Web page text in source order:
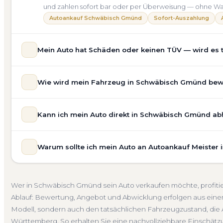
und zahlen sofort bar oder per Überweisung — ohne
Autoankauf Schwäbisch Gmünd Sofort-Auszahlung
Mein Auto hat Schäden oder keinen TÜV — wird
allgemeinem Reparaturbedarf direkt in Schwäbisch
Unfallwagen Schwäbisch Gmünd Motorschaden
Wie wird mein Fahrzeug in Schwäbisch Gmünd
unverbindlich. Wir prüfen Marke, Modell, Baujahr,
Kostenlose Bewertung Marktwert Schwäbisch Gmünd
Kann ich mein Auto direkt in Schwäbisch Gmünd
Ihrer Adresse — egal ob zu Hause, am Arbeitsplatz oder
Warum sollte ich mein Auto an Autoankauf Meister
Bewertung, ein verbindliches Angebot und auf
Abmeldung. Über 4.800 zufriedene Kunden sprechen
Seit 2010 4.800+ Ankäufe Komplettservice
Wer in Schwäbisch Gmünd sein Auto verkaufen möchte,
Ablauf: Bewertung, Angebot und Abwicklung erfolgen aus
Modell, sondern auch den tatsächlichen Fahrzeugzustand,
Württemberg. So erhalten Sie eine nachvollziehbare